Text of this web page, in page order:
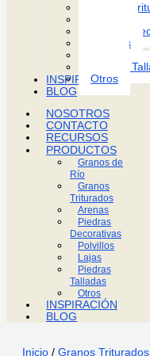
Granos
Piedras
Polvillos
Piedras
Otros
INSPIRACIÓN
BLOG
NOSOTROS
CONTACTO
RECURSOS
PRODUCTOS
Granos de
Río
Granos
Triturados
Arenas
Piedras
Decorativas
Polvillos
Lajas
Piedras
Talladas
Otros
INSPIRACIÓN
BLOG
Inicio / Granos Triturados